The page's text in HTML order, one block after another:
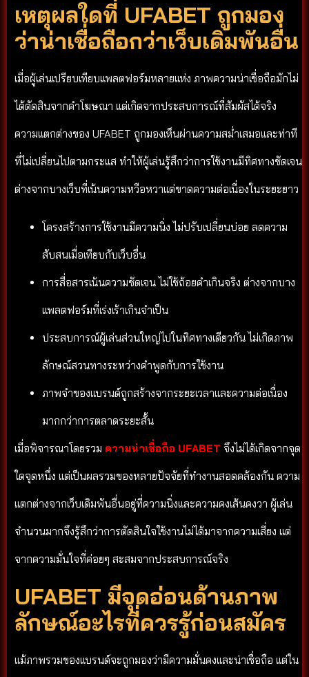
เหตุผลใดที่ UFABET ถูกมอง
ว่าน่าเชื่อถือกว่าเว็บเดิมพันอื่น
เมื่อผู้เล่นเปรียบเทียบแพลตฟอร์มหลายแห่ง ภาพความน่าเชื่อถือมักไม่
ได้ตัดสินจากคำโฆษณา แต่เกิดจากประสบการณ์ที่สัมผัสได้จริง
ความแตกต่างของ UFABET ถูกมองเห็นผ่านความสม่ำเสมอและท่าที
ที่ไม่เปลี่ยนไปตามกระแส ทำให้ผู้เล่นรู้สึกว่าการใช้งานมีทิศทางชัดเจน
ต่างจากบางเว็บที่เน้นความหวือหวาแต่ขาดความต่อเนื่องในระยะยาว
โครงสร้างการใช้งานมีความนิ่ง ไม่ปรับเปลี่ยนบ่อย ลดความ
สับสนเมื่อเทียบกับเว็บอื่น
การสื่อสารเน้นความชัดเจน ไม่ใช้ถ้อยคำเกินจริง ต่างจากบาง
แพลตฟอร์มที่เร่งเร้าเกินจำเป็น
ประสบการณ์ผู้เล่นส่วนใหญ่ไปในทิศทางเดียวกัน ไม่เกิดภาพ
ลักษณ์สวนทางระหว่างคำพูดกับการใช้งาน
ภาพจำของแบรนด์ถูกสร้างจากระยะเวลาและความต่อเนื่อง
มากกว่าการตลาดระยะสั้น
เมื่อพิจารณาโดยรวม ความน่าเชื่อถือ UFABET จึงไม่ได้เกิดจากจุด
ใดจุดหนึ่ง แต่เป็นผลรวมของหลายปัจจัยที่ทำงานสอดคล้องกัน ความ
แตกต่างจากเว็บเดิมพันอื่นอยู่ที่ความนิ่งและความคงเส้นคงวา ผู้เล่น
จำนวนมากจึงรู้สึกว่าการตัดสินใจใช้งานไม่ได้มาจากความเสี่ยง แต่
จากความมั่นใจที่ค่อยๆ สะสมจากประสบการณ์จริง
UFABET มีจุดอ่อนด้านภาพ
ลักษณ์อะไรที่ควรรู้ก่อนสมัคร
แม้ภาพรวมของแบรนด์จะถูกมองว่ามีความมั่นคงและน่าเชื่อถือ แต่ใน